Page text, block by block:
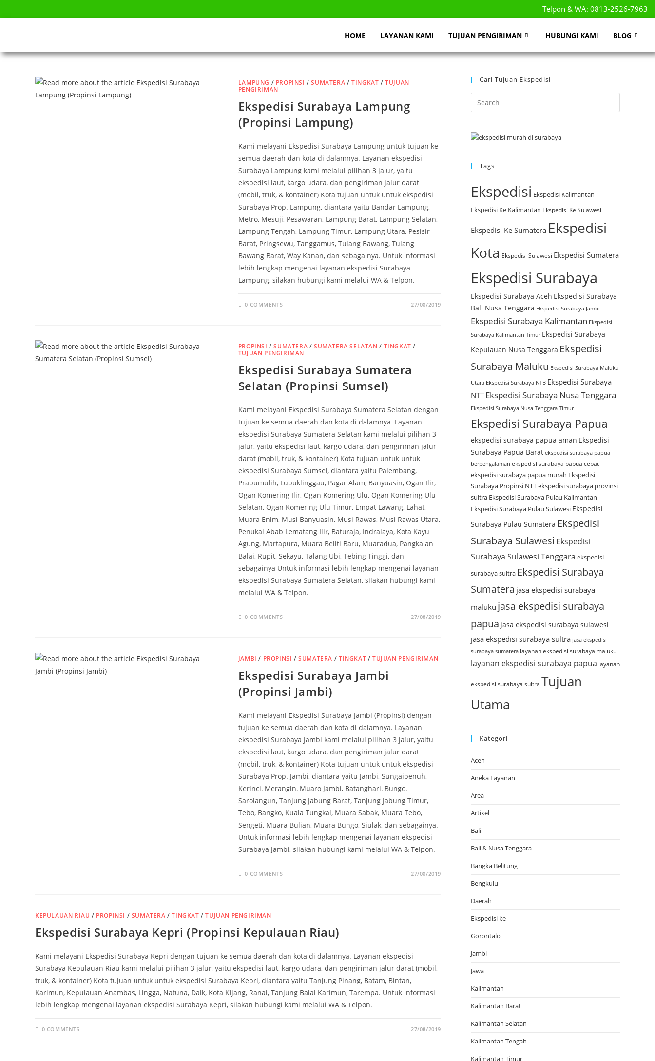
Telpon & WA: 0813-2526-7963
HOME LAYANAN KAMI TUJUAN PENGIRIMAN HUBUNGI KAMI BLOG
LAMPUNG / PROPINSI /SUMATERA /TINGKAT /TUJUAN
PENGIRIMAN
Ekspedisi Surabaya Lampung
(Propinsi Lampung)
Kami melayani Ekspedisi Surabaya Lampung untuk tujuan ke
semua daerah dan kota di dalamnya. Layanan ekspedisi
Surabaya Lampung kami melalui pilihan 3 jalur, yaitu
ekspedisi laut, kargo udara, dan pengiriman jalur darat
(mobil, truk, & kontainer) Kota tujuan untuk untuk ekspedisi
Surabaya Prop. Lampung, diantara yaitu Bandar Lampung,
Metro, Mesuji, Pesawaran, Lampung Barat, Lampung Selatan,
Lampung Tengah, Lampung Timur, Lampung Utara, Pesisir
Barat, Pringsewu, Tanggamus, Tulang Bawang, Tulang
Bawang Barat, Way Kanan, dan sebagainya. Untuk informasi
lebih lengkap mengenai layanan ekspedisi Surabaya
Lampung, silakan hubungi kami melalui WA & Telpon.
0 COMMENTS 27/08/2019
PROPINSI /SUMATERA /SUMATERA SELATAN / TINGKAT /
TUJUAN PENGIRIMAN
Ekspedisi Surabaya Sumatera
Selatan (Propinsi Sumsel)
Kami melayani Ekspedisi Surabaya Sumatera Selatan dengan
tujuan ke semua daerah dan kota di dalamnya. Layanan
ekspedisi Surabaya Sumatera Selatan kami melalui pilihan 3
jalur, yaitu ekspedisi laut, kargo udara, dan pengiriman jalur
darat (mobil, truk, & kontainer) Kota tujuan untuk untuk
ekspedisi Surabaya Sumsel, diantara yaitu Palembang,
Prabumulih, Lubuklinggau, Pagar Alam, Banyuasin, Ogan Ilir,
Ogan Komering Ilir, Ogan Komering Ulu, Ogan Komering Ulu
Selatan, Ogan Komering Ulu Timur, Empat Lawang, Lahat,
Muara Enim, Musi Banyuasin, Musi Rawas, Musi Rawas Utara,
Penukal Abab Lematang Ilir, Baturaja, Indralaya, Kota Kayu
Agung, Martapura, Muara Beliti Baru, Muaradua, Pangkalan
Balai, Rupit, Sekayu, Talang Ubi, Tebing Tinggi, dan
sebagainya Untuk informasi lebih lengkap mengenai layanan
ekspedisi Surabaya Sumatera Selatan, silakan hubungi kami
melalui WA & Telpon.
0 COMMENTS 27/08/2019
JAMBI / PROPINSI /SUMATERA / TINGKAT / TUJUAN PENGIRIMAN
Ekspedisi Surabaya Jambi
(Propinsi Jambi)
Kami melayani Ekspedisi Surabaya Jambi (Propinsi) dengan
tujuan ke semua daerah dan kota di dalamnya. Layanan
ekspedisi Surabaya Jambi kami melalui pilihan 3 jalur, yaitu
ekspedisi laut, kargo udara, dan pengiriman jalur darat
(mobil, truk, & kontainer) Kota tujuan untuk untuk ekspedisi
Surabaya Prop. Jambi, diantara yaitu Jambi, Sungaipenuh,
Kerinci, Merangin, Muaro Jambi, Batanghari, Bungo,
Sarolangun, Tanjung Jabung Barat, Tanjung Jabung Timur,
Tebo, Bangko, Kuala Tungkal, Muara Sabak, Muara Tebo,
Sengeti, Muara Bulian, Muara Bungo, Siulak, dan sebagainya.
Untuk informasi lebih lengkap mengenai layanan ekspedisi
Surabaya Jambi, silakan hubungi kami melalui WA & Telpon.
0 COMMENTS 27/08/2019
KEPULAUAN RIAU / PROPINSI / SUMATERA /TINGKAT /TUJUAN PENGIRIMAN
Ekspedisi Surabaya Kepri (Propinsi Kepulauan Riau)
Kami melayani Ekspedisi Surabaya Kepri dengan tujuan ke semua daerah dan kota di dalamnya. Layanan ekspedisi
Surabaya Kepulauan Riau kami melalui pilihan 3 jalur, yaitu ekspedisi laut, kargo udara, dan pengiriman jalur darat (mobil,
truk, & kontainer) Kota tujuan untuk untuk ekspedisi Surabaya Kepri, diantara yaitu Tanjung Pinang, Batam, Bintan,
Karimun, Kepulauan Anambas, Lingga, Natuna, Daik, Kota Kijang, Ranai, Tanjung Balai Karimun, Tarempa. Untuk informasi
lebih lengkap mengenai layanan ekspedisi Surabaya Kepri, silakan hubungi kami melalui WA & Telpon.
0 COMMENTS 27/08/2019
Cari Tujuan Ekspedisi
Tags
Ekspedisi Ekspedisi Kalimantan
Ekspedisi Ke Kalimantan Ekspedisi Ke Sulawesi
Ekspedisi Ke Sumatera Ekspedisi
Kota Ekspedisi Sulawesi Ekspedisi Sumatera
Ekspedisi Surabaya
Ekspedisi Surabaya Aceh Ekspedisi Surabaya
Bali Nusa Tenggara Ekspedisi Surabaya Jambi
Ekspedisi Surabaya Kalimantan Ekspedisi
Surabaya Kalimantan Timur Ekspedisi Surabaya
Kepulauan Nusa Tenggara Ekspedisi
Surabaya Maluku Ekspedisi Surabaya Maluku
Utara Ekspedisi Surabaya NTB Ekspedisi Surabaya
NTT Ekspedisi Surabaya Nusa Tenggara
Ekspedisi Surabaya Nusa Tenggara Timur
Ekspedisi Surabaya Papua
ekspedisi surabaya papua aman Ekspedisi
Surabaya Papua Barat ekspedisi surabaya papua
berpengalaman ekspedisi surabaya papua cepat
ekspedisi surabaya papua murah Ekspedisi
Surabaya Propinsi NTTekspedisi surabaya provinsi
sultra Ekspedisi Surabaya Pulau Kalimantan
Ekspedisi Surabaya Pulau Sulawesi Ekspedisi
Surabaya Pulau Sumatera Ekspedisi
Surabaya Sulawesi Ekspedisi
Surabaya Sulawesi Tenggara ekspedisi
surabaya sultra Ekspedisi Surabaya
Sumatera jasa ekspedisi surabaya
maluku jasa ekspedisi surabaya
papua jasa ekspedisi surabaya sulawesi
jasa ekspedisi surabaya sultra jasa ekspedisi
surabaya sumatera layanan ekspedisi surabaya maluku
layanan ekspedisi surabaya papua layanan
ekspedisi surabaya sultra Tujuan
Utama
Kategori
Aceh
Aneka Layanan
Area
Artikel
Bali
Bali & Nusa Tenggara
Bangka Belitung
Bengkulu
Daerah
Ekspedisi ke
Gorontalo
Jambi
Jawa
Kalimantan
Kalimantan Barat
Kalimantan Selatan
Kalimantan Tengah
Kalimantan Timur